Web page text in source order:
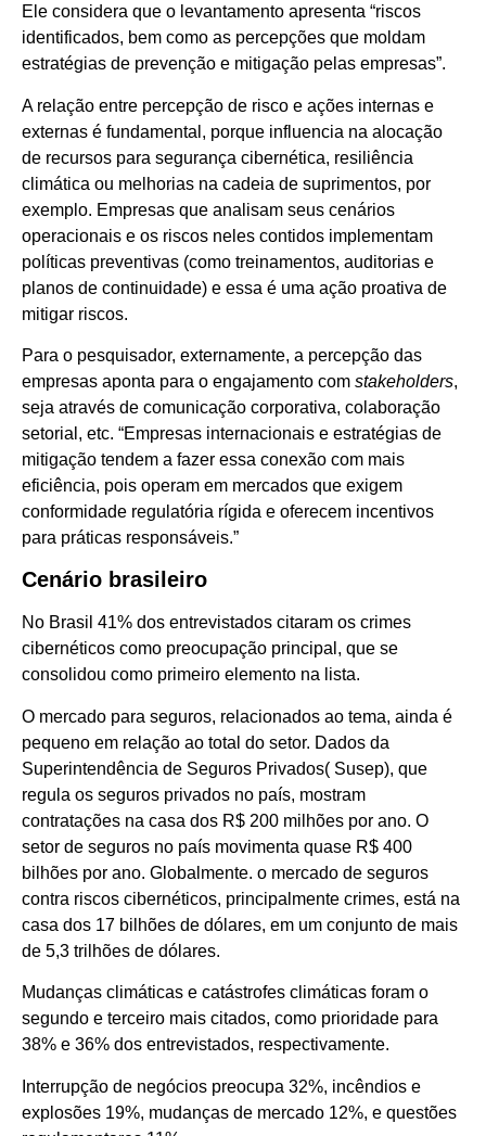
Ele considera que o levantamento apresenta “riscos
identificados, bem como as percepções que moldam
estratégias de prevenção e mitigação pelas empresas”.
A relação entre percepção de risco e ações internas e
externas é fundamental, porque influencia na alocação
de recursos para segurança cibernética, resiliência
climática ou melhorias na cadeia de suprimentos, por
exemplo. Empresas que analisam seus cenários
operacionais e os riscos neles contidos implementam
políticas preventivas (como treinamentos, auditorias e
planos de continuidade) e essa é uma ação proativa de
mitigar riscos.
Para o pesquisador, externamente, a percepção das
empresas aponta para o engajamento com stakeholders,
seja através de comunicação corporativa, colaboração
setorial, etc. “Empresas internacionais e estratégias de
mitigação tendem a fazer essa conexão com mais
eficiência, pois operam em mercados que exigem
conformidade regulatória rígida e oferecem incentivos
para práticas responsáveis.”
Cenário brasileiro
No Brasil 41% dos entrevistados citaram os crimes
cibernéticos como preocupação principal, que se
consolidou como primeiro elemento na lista.
O mercado para seguros, relacionados ao tema, ainda é
pequeno em relação ao total do setor. Dados da
Superintendência de Seguros Privados( Susep), que
regula os seguros privados no país, mostram
contratações na casa dos R$ 200 milhões por ano. O
setor de seguros no país movimenta quase R$ 400
bilhões por ano. Globalmente. o mercado de seguros
contra riscos cibernéticos, principalmente crimes, está na
casa dos 17 bilhões de dólares, em um conjunto de mais
de 5,3 trilhões de dólares.
Mudanças climáticas e catástrofes climáticas foram o
segundo e terceiro mais citados, como prioridade para
38% e 36% dos entrevistados, respectivamente.
Interrupção de negócios preocupa 32%, incêndios e
explosões 19%, mudanças de mercado 12%, e questões